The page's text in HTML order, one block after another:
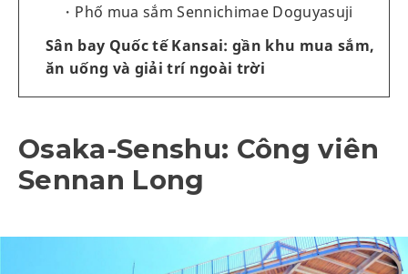
Phố mua sắm Sennichimae Doguyasuji
Sân bay Quốc tế Kansai: gần khu mua sắm,
ăn uống và giải trí ngoài trời
Osaka-Senshu: Công viên
Sennan Long